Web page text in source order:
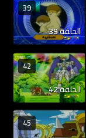
39
الحلقة 39
42
الحلقة 42
45